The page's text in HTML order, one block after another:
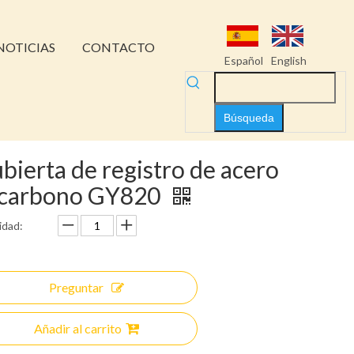
CONTACTO
Español English
Búsqueda
de registro de acero
GY820
Preguntar
Añadir al carrito